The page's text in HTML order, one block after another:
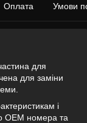
Оплата Умови
для
для заміни
і
OEM номера та